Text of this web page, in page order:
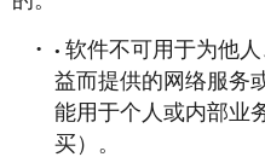
• 软件不可用于为他
益而提供的网络服务
能用于个人或内部业
买）。